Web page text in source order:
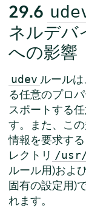
29.6
ネルデバ
への影響
udev ルール
る任意のプロ
スポートする
す。また、こ
情報を要求す
レクトリ /
ルール用)およ
固有の設定用)
れます。